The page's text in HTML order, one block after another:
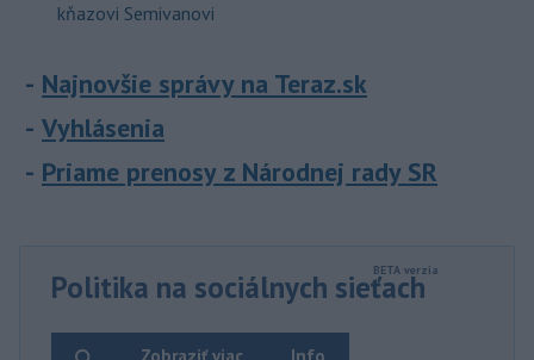
kňazovi Semivanovi
Najnovšie správy na Teraz.sk
Vyhlásenia
Priame prenosy z Národnej rady SR
Politika na sociálnych sieťach